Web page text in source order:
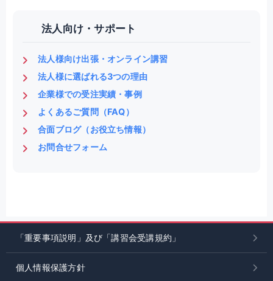
法人向け・サポート
法人様向け出張・オンライン講習
法人様に選ばれる3つの理由
企業様での受注実績・事例
よくあるご質問（FAQ）
合面ブログ（お役立ち情報）
お問合せフォーム
「重要事項説明」及び「講習会受講規約」
個人情報保護方針